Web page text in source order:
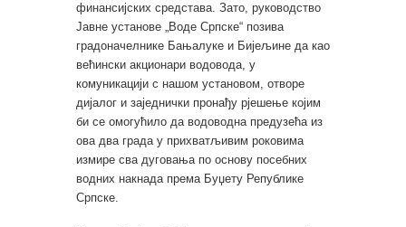
финансијских средстава. Зато, руководство
Јавне установе „Воде Српске“ позива
градоначелнике Бањалуке и Бијељине да као
већински акционари водовода, у
комуникацији с нашом установом, отворе
дијалог и заједнички пронађу рјешење којим
би се омогућило да водоводна предузећа из
ова два града у прихватљивим роковима
измире сва дуговања по основу посебних
водних накнада према Буџету Републике
Српске.